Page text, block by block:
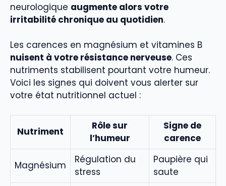
neurologique augmente alors votre
irritabilité chronique au quotidien.
Les carences en magnésium et vitamines B
nuisent à votre résistance nerveuse. Ces
nutriments stabilisent pourtant votre humeur.
Voici les signes qui doivent vous alerter sur
votre état nutritionnel actuel :
Nutriment
Rôle sur
l’humeur
Signe de
carence
Magnésium
Régulation du
stress
Paupière qui
saute